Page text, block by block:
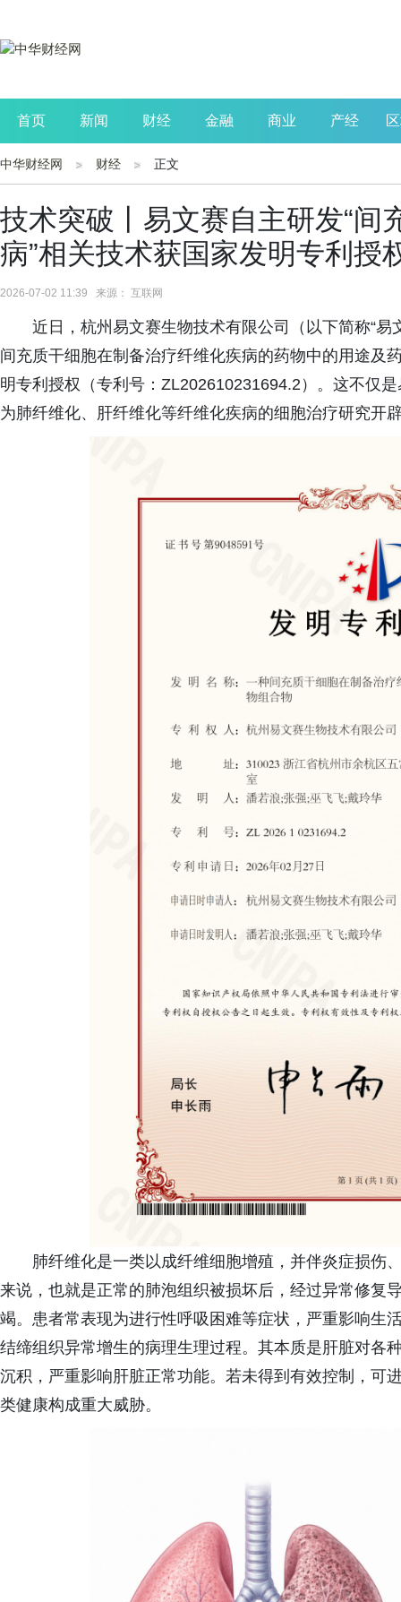
首页 新闻 财经 金融 商业 产经
公司 生活 读书
中华财经网 财经 正文
技术突破丨易文赛自主研发“间
病”相关技术获国家发明专利授
2026-07-02 11:39 来源： 互联网
近日，杭州易文赛生物技术有限公司（以下简称“
间充质干细胞在制备治疗纤维化疾病的药物中的用途及
明专利授权（专利号：ZL202610231694.2）。这不仅
为肺纤维化、肝纤维化等纤维化疾病的细胞治疗研究开
肺纤维化是一类以成纤维细胞增殖，并伴炎症损伤
来说，也就是正常的肺泡组织被损坏后，经过异常修复
竭。患者常表现为进行性呼吸困难等症状，严重影响生
结缔组织异常增生的病理生理过程。其本质是肝脏对各
沉积，严重影响肝脏正常功能。若未得到有效控制，可
类健康构成重大威胁。